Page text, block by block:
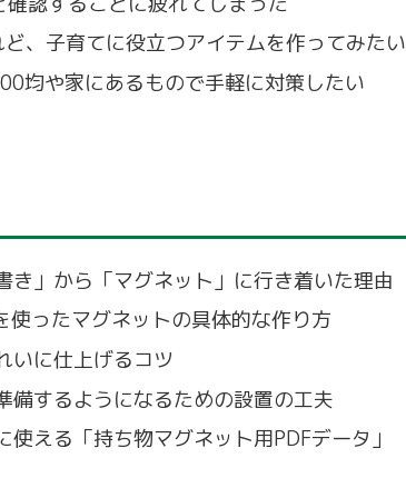
、子育てに役立つアイテムを作ってみたい
均や家にあるもので手軽に対策したい
き」から「マグネット」に行き着いた理由
使ったマグネットの具体的な作り方
いに仕上げるコツ
備するようになるための設置の工夫
える「持ち物マグネット用PDFデータ」